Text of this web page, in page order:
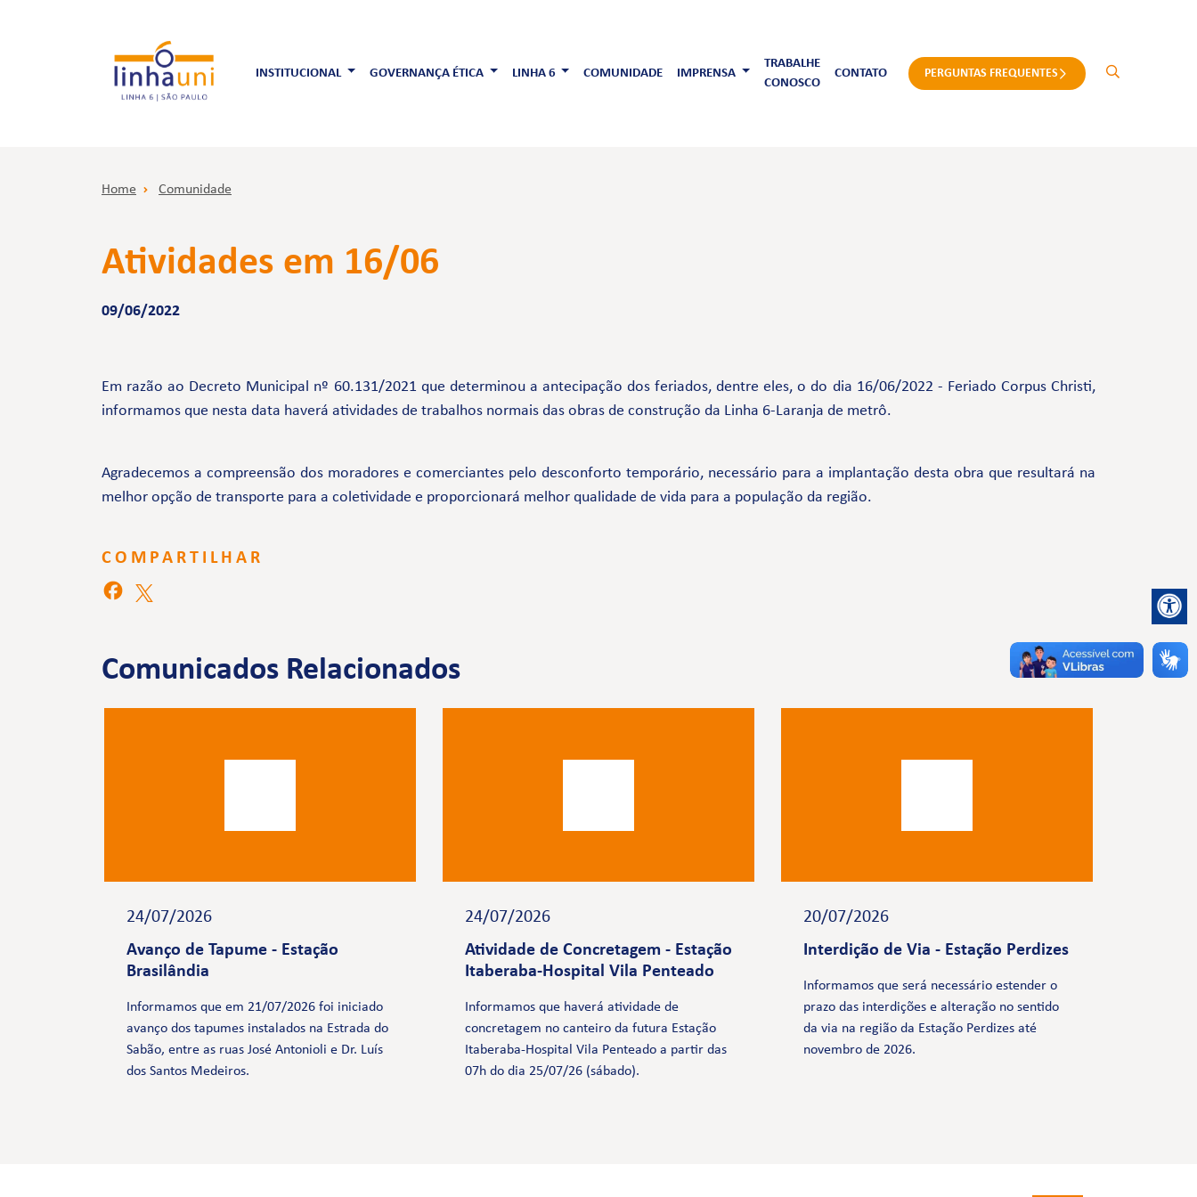
INSTITUCIONAL GOVERNANÇA ÉTICA LINHA 6 COMUNIDADE IMPRENSA
TRABALHE
CONOSCO
CONTATO PERGUNTAS FREQUENTES
Home Comunidade
Atividades em 16/06
09/06/2022
Em razão ao Decreto Municipal nº 60.131/2021 que determinou a antecipação dos feriados, dentre eles, o do dia 16/06/2022 - Feriado Corpus Christi,
informamos que nesta data haverá atividades de trabalhos normais das obras de construção da Linha 6-Laranja de metrô.
Agradecemos a compreensão dos moradores e comerciantes pelo desconforto temporário, necessário para a implantação desta obra que resultará na
melhor opção de transporte para a coletividade e proporcionará melhor qualidade de vida para a população da região.
COMPARTILHAR
Comunicados Relacionados
24/07/2026
Avanço de Tapume - Estação
Brasilândia
Informamos que em 21/07/2026 foi iniciado
avanço dos tapumes instalados na Estrada do
Sabão, entre as ruas José Antonioli e Dr. Luís
dos Santos Medeiros.
24/07/2026
Atividade de Concretagem - Estação
Itaberaba-Hospital Vila Penteado
Informamos que haverá atividade de
concretagem no canteiro da futura Estação
Itaberaba-Hospital Vila Penteado a partir das
07h do dia 25/07/26 (sábado).
20/07/2026
Interdição de Via - Estação Perdizes
Informamos que será necessário estender o
prazo das interdições e alteração no sentido
da via na região da Estação Perdizes até
novembro de 2026.